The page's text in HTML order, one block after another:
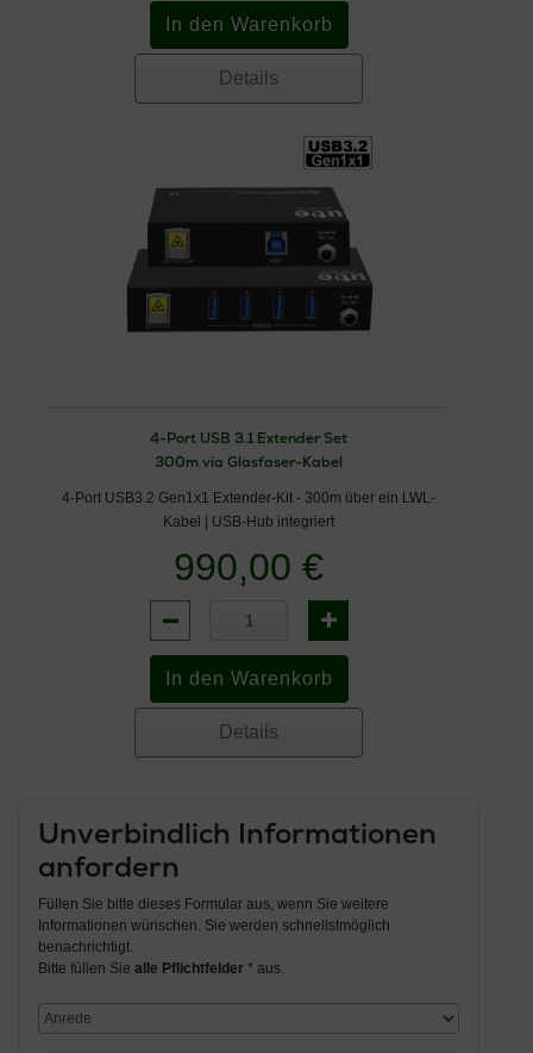
Details
4-Port USB 3.1 Extender Set
300m via Glasfaser-Kabel
4-Port USB3.2 Gen1x1 Extender-Kit - 300m über ein LWL-
Kabel | USB-Hub integriert
990,00 €
Details
Unverbindlich Informationen
anfordern
Füllen Sie bitte dieses Formular aus, wenn Sie weitere
Informationen wünschen. Sie werden schnellstmöglich
benachrichtigt.
Bitte füllen Sie alle Pflichtfelder * aus.